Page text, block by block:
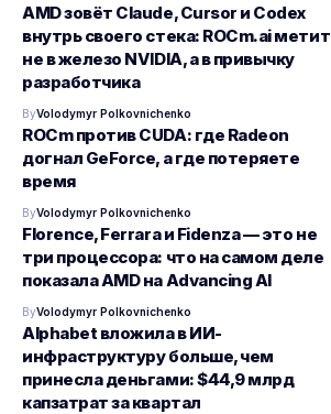
AMD зовёт Claude, Cursor и Codex
внутрь своего стека: ROCm.ai метит
не в железо NVIDIA, а в привычку
разработчика
ByVolodymyr Polkovnichenko
ROCm против CUDA: где Radeon
догнал GeForce, а где потеряете
время
ByVolodymyr Polkovnichenko
Florence, Ferrara и Fidenza — это не
три процессора: что на самом деле
показала AMD на Advancing AI
ByVolodymyr Polkovnichenko
Alphabet вложила в ИИ-
инфраструктуру больше, чем
принесла деньгами: $44,9 млрд
капзатрат за квартал